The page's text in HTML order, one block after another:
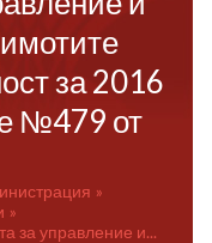
за 2016
№479 от
за управление и...